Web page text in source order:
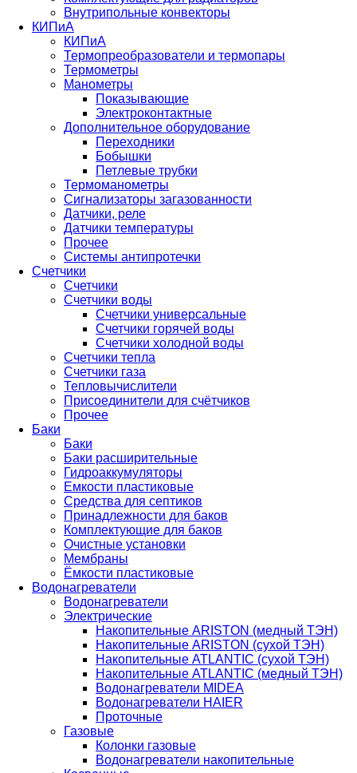
Внутрипольные конвекторы
КИПиА
КИПиА
Термопреобразователи и термопары
Термометры
Манометры
Показывающие
Электроконтактные
Дополнительное оборудование
Переходники
Бобышки
Петлевые трубки
Термоманометры
Сигнализаторы загазованности
Датчики, реле
Датчики температуры
Прочее
Системы антипротечки
Счетчики
Счетчики
Счетчики воды
Счетчики универсальные
Счетчики горячей воды
Счетчики холодной воды
Счетчики тепла
Счетчики газа
Тепловычислители
Присоединители для счётчиков
Прочее
Баки
Баки
Баки расширительные
Гидроаккумуляторы
Емкости пластиковые
Средства для септиков
Принадлежности для баков
Комплектующие для баков
Очистные установки
Мембраны
Ёмкости пластиковые
Водонагреватели
Водонагреватели
Электрические
Накопительные ARISTON (медный ТЭН)
Накопительные ARISTON (сухой ТЭН)
Накопительные ATLANTIC (сухой ТЭН)
Накопительные ATLANTIC (медный ТЭН)
Водонагреватели MIDEA
Водонагреватели HAIER
Проточные
Газовые
Колонки газовые
Водонагреватели накопительные